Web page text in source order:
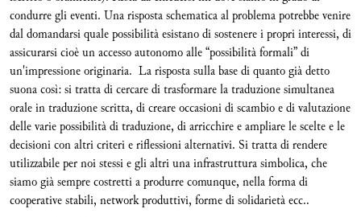
condurre gli eventi. Una risposta schematica al problema potrebbe venire
dal domandarsi quale possibilità esistano di sostenere i propri interessi, di
assicurarsi cioè un accesso autonomo alle “possibilità formali” di
un'impressione originaria. La risposta sulla base di quanto già detto
suona così: si tratta di cercare di trasformare la traduzione simultanea
orale in traduzione scritta, di creare occasioni di scambio e di valutazione
delle varie possibilità di traduzione, di arricchire e ampliare le scelte e le
decisioni con altri criteri e riflessioni alternativi. Si tratta di rendere
utilizzabile per noi stessi e gli altri una infrastruttura simbolica, che
siamo già sempre costretti a produrre comunque, nella forma di
cooperative stabili, network produttivi, forme di solidarietà ecc..